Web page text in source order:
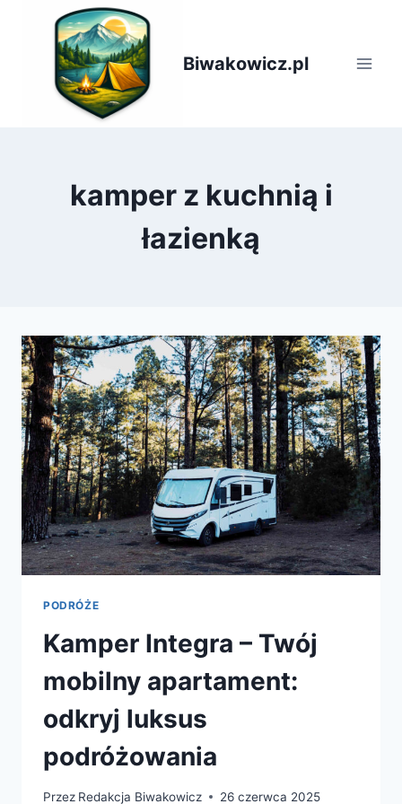
Biwakowicz.pl
kamper z kuchnią i
łazienką
PODRÓŻE
Kamper Integra – Twój
mobilny apartament:
odkryj luksus
podróżowania
Przez Redakcja Biwakowicz 26 czerwca 2025